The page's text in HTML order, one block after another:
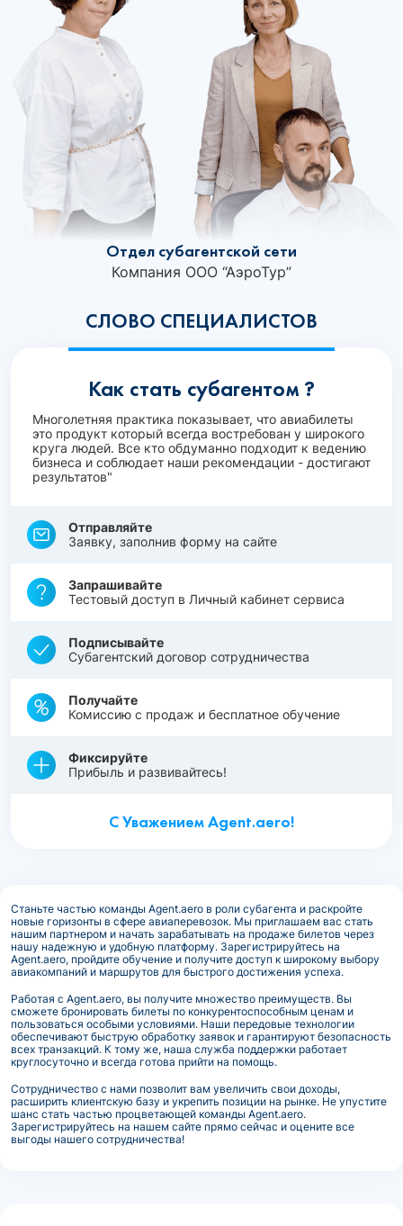
СЛОВО СПЕЦИАЛИСТОВ
Отдел субагентской сети
Компания ООО “АэроТур”
Как стать субагентом ?
Многолетняя практика показывает, что авиабилеты
это продукт который всегда востребован у широкого
круга людей. Все кто обдуманно подходит к ведению
бизнеса и соблюдает наши рекомендации - достигают
результатов"
Отправляйте
Заявку, заполнив форму на сайте
Запрашивайте
Тестовый доступ в Личный кабинет сервиса
Подписывайте
Субагентский договор сотрудничества
Получайте
Комиссию с продаж и бесплатное обучение
Фиксируйте
Прибыль и развивайтесь!
С Уважением Agent.aero!
Станьте частью команды Agent.aero в роли субагента и раскройте
новые горизонты в сфере авиаперевозок. Мы приглашаем вас стать
нашим партнером и начать зарабатывать на продаже билетов через
нашу надежную и удобную платформу. Зарегистрируйтесь на
Agent.aero, пройдите обучение и получите доступ к широкому выбору
авиакомпаний и маршрутов для быстрого достижения успеха.
Работая с Agent.aero, вы получите множество преимуществ. Вы
сможете бронировать билеты по конкурентоспособным ценам и
пользоваться особыми условиями. Наши передовые технологии
обеспечивают быструю обработку заявок и гарантируют безопасность
всех транзакций. К тому же, наша служба поддержки работает
круглосуточно и всегда готова прийти на помощь.
Сотрудничество с нами позволит вам увеличить свои доходы,
расширить клиентскую базу и укрепить позиции на рынке. Не упустите
шанс стать частью процветающей команды Agent.aero.
Зарегистрируйтесь на нашем сайте прямо сейчас и оцените все
выгоды нашего сотрудничества!